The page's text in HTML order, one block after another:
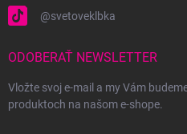
@svetoveklbka
ODOBERAŤ NEWSLETTER
Vložte svoj e-mail a my Vám
produktoch na našom e-shope.